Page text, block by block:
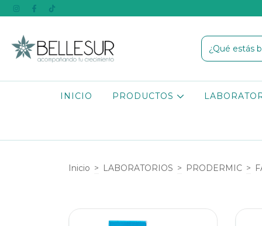
INICIO PRODUCTOS
Inicio > LABORATORIOS > PRODERMIC >